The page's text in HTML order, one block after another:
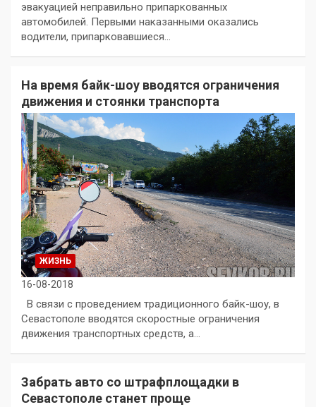
эвакуацией неправильно припаркованных
автомобилей. Первыми наказанными оказались
водители, припарковавшиеся…
На время байк-шоу вводятся ограничения
движения и стоянки транспорта
ЖИЗНЬ
16-08-2018
В связи с проведением традиционного байк-шоу, в
Севастополе вводятся скоростные ограничения
движения транспортных средств, а…
Забрать авто со штрафплощадки в
Севастополе станет проще